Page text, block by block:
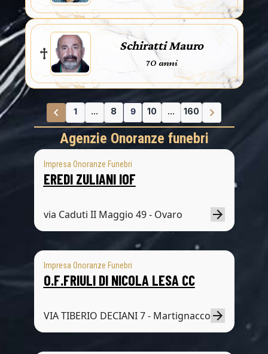
Schiratti Mauro
70 anni
1 ... 8 9 10 ... 160
Agenzie Onoranze funebri
Impresa Onoranze Funebri
EREDI ZULIANI IOF
via Caduti II Maggio 49 - Ovaro
Impresa Onoranze Funebri
O.F.FRIULI DI NICOLA LESA CC
VIA TIBERIO DECIANI 7 - Martignacco